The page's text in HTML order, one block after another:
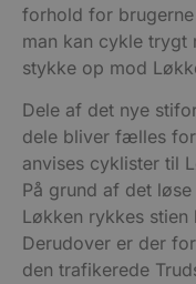
forhold for
man kan cykle trygt
stykke op mod
Dele af det nye
dele bliver fælles
anvises cyklister til
På grund af det
Løkken rykkes
Derudover er der
den trafikerede